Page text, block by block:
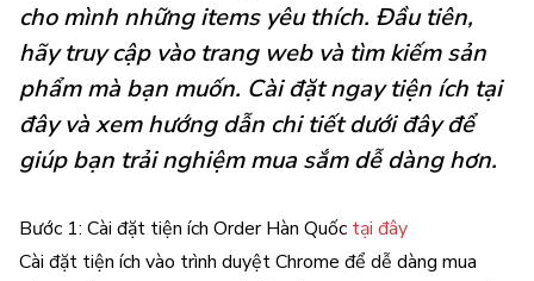
cho mình những items yêu thích. Đầu tiên,
hãy truy cập vào trang web và tìm kiếm sản
phẩm mà bạn muốn. Cài đặt ngay tiện ích tại
đâyvà xem hướng dẫn chi tiết dưới đây để
giúp bạn trải nghiệm mua sắm dễ dàng hơn.
Bước 1: Cài đặt tiện ích Order Hàn Quốc tại đây
Cài đặt tiện ích vào trình duyệt Chrome để dễ dàng mua